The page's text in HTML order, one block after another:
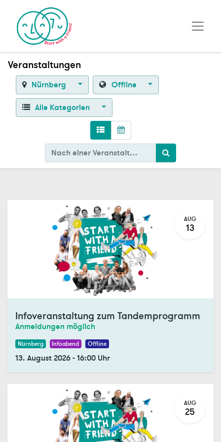
Veranstaltungen
Nürnberg Offline
Alle Kategorien
AUG
13
Infoveranstaltung zum Tandemprogramm
Anmeldungen möglich
Nürnberg Infoabend Offline
13. August 2026-16:00 Uhr
AUG
25